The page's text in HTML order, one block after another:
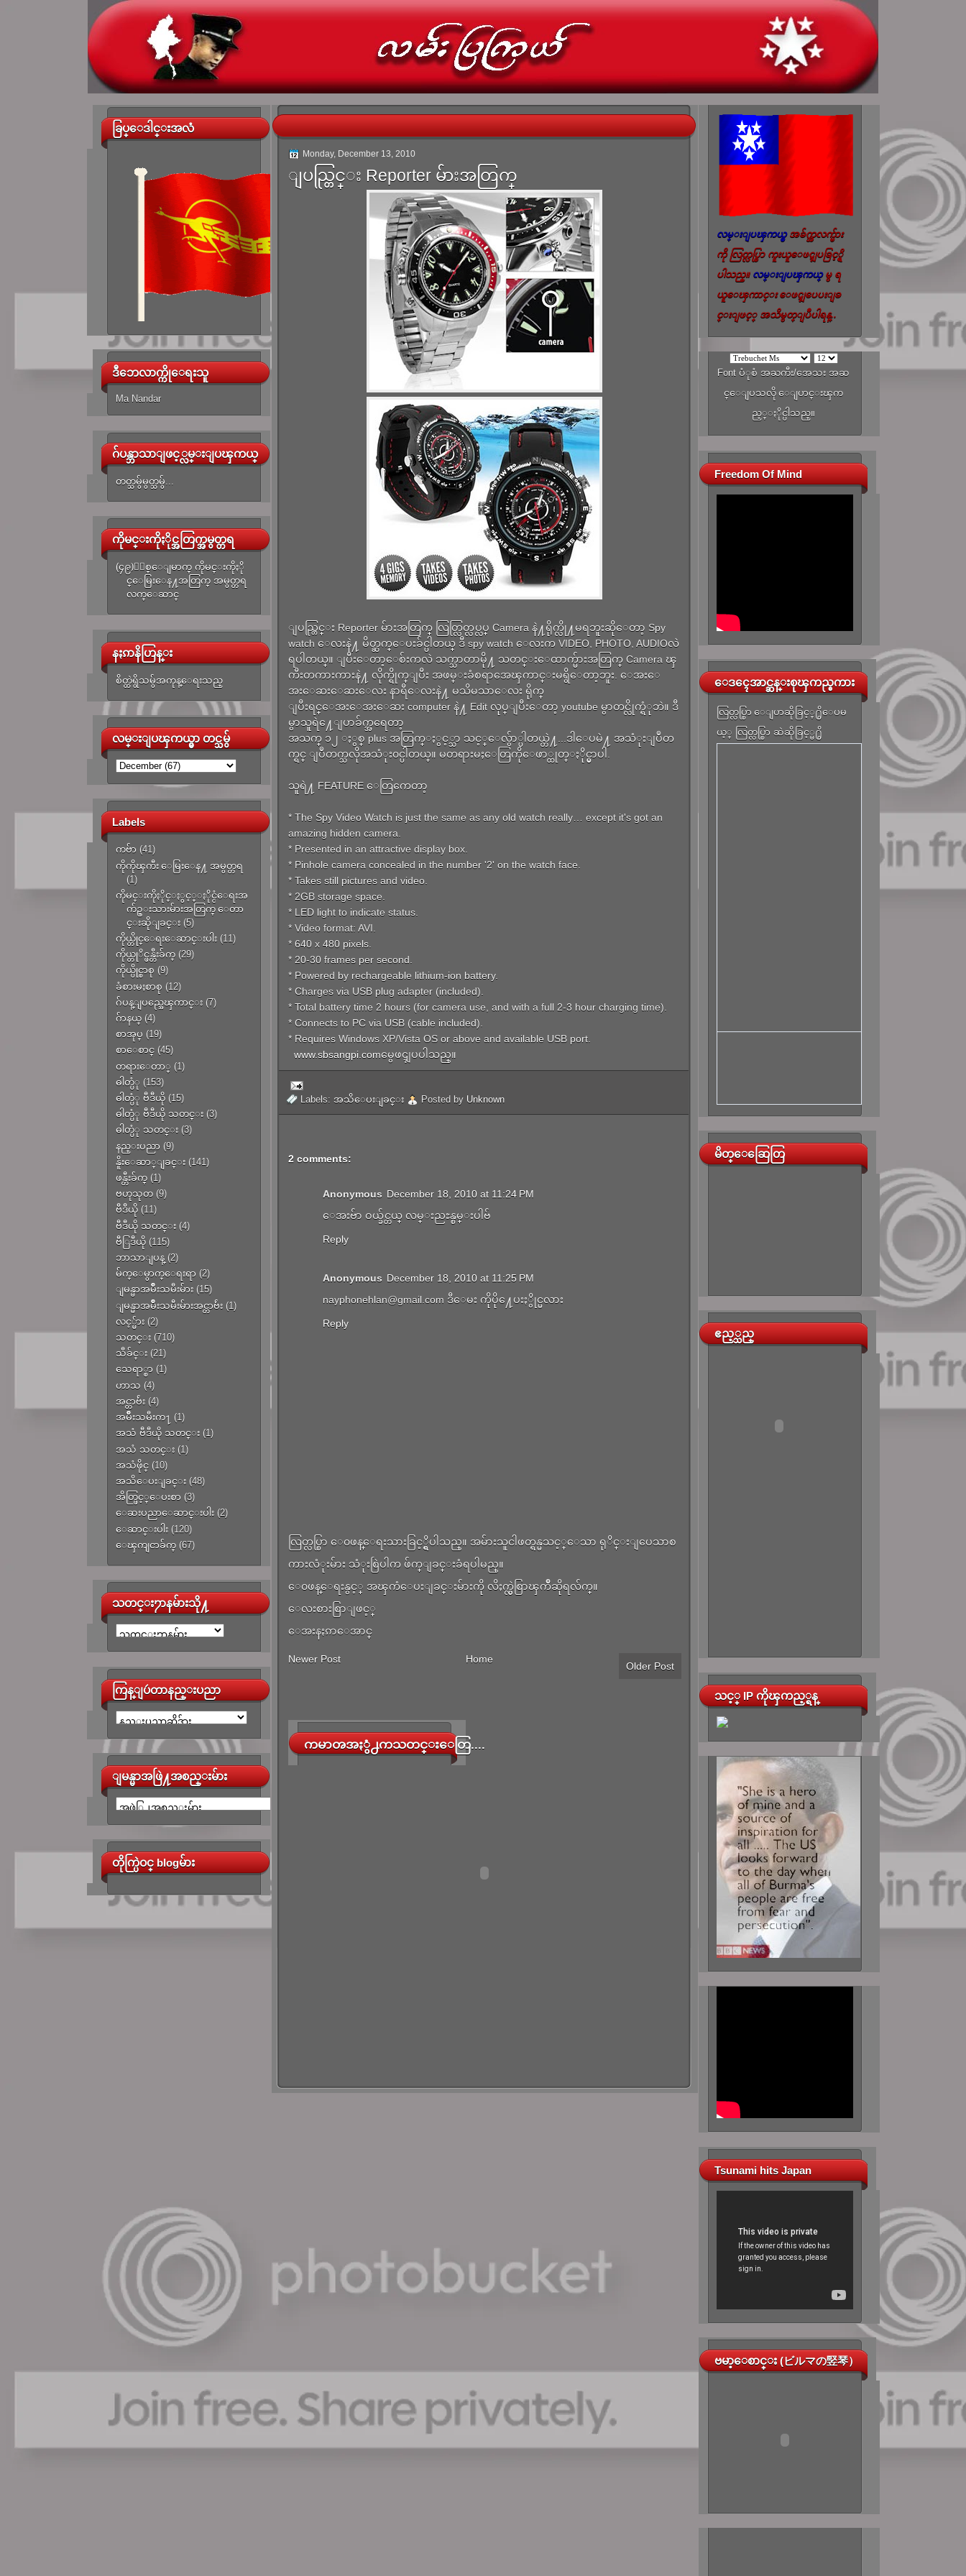
ခြပ္ေဒါင္းအလံ
ဒီဘေလာက္ကိုေရးသူ
Ma Nandar
ဂ်ပန္ဘာသာျဖင့္လမ္းျပၾကယ္
တတ္သမွ်မွတ္သမွ်...
ကိုမင္းကိုႏိုင္အတြက္အမွတ္တရ
(၄၉)ႏွစ္ေျမာက္ ကိုမင္းကိုႏို
င္ေမြးေန႔အတြက္ အမွတ္တရ
လက္ေဆာင္
နႏၵာနိဟြန္း
စိတ္ထဲရွိသမွ်အကုန္ေရးသည္
လမ္းျပၾကယ္မွာ တင္သမွ်
Labels
ကဗ်ာ (41)
ကိုကိုၾကီး ေမြးေန႔ အမွတ္တရ
(1)
ကိုမင္းကိုႏိုင္ႏွင့္ႏိုင္ငံေရးအ
က်ဥ္းသားမ်ားအတြက္ ေတာ
င္းဆိုျခင္း (5)
ကိုယ္တိုင္ေရးေဆာင္းပါး (11)
ကိုယ္တုိင္ဖန္တီးခ်က္ (29)
ကိုယ္ပိုင္စာစု (9)
ခံစားမႈစာစု (12)
ဂ်ပန္ျပည္အေၾကာင္း (7)
ဂ်ာနယ္ (4)
စာအုပ္ (19)
စာေစာင္ (45)
တရားေတာ္ (1)
ဓါတ္ပံု (153)
ဓါတ္ပံု ဗီဒီယို (15)
ဓါတ္ပံု ဗီဒီယို သတင္း (3)
ဓါတ္ပံု သတင္း (3)
နည္းပညာ (9)
နိူးေဆာ္ျခင္း (141)
ဖန္တီးခ်က္ (1)
ဗဟုသုတ (9)
ဗီဒီယို (11)
ဗီဒီယို သတင္း (4)
ဗီြဒီယို (115)
ဘာသာျပန္ (2)
မ်က္ေမွာက္ေရးရာ (2)
ျမန္မာအမ်ိဳးသမီးမ်ား (15)
ျမန္မာအမ်ိဳးသမီးမ်ားအင္တာဗ်ဴး (1)
လင့္မ်ား (2)
သတင္း (710)
သီခ်င္း (21)
သေရာ္စာ (1)
ဟာသ (4)
အင္တာဗ်ဴး (4)
အမ်ိဳးသမီးက႑ (1)
အသံ ဗီဒီယို သတင္း (1)
အသံ သတင္း (1)
အသံဖိုင္ (10)
အသိေပးျခင္း (48)
အိတ္ဖြင့္ေပးစာ (3)
ေဆးပညာေဆာင္းပါး (2)
ေဆာင္းပါး (120)
ေၾကျငာခ်က္ (67)
သတင္း႒ာနမ်ားသို႔
ကြန္ျပဴတာနည္းပညာ
ျမန္မာအဖြဲ႔အစည္းမ်ား
တိုက္ပြဲဝင္ blogမ်ား
Monday, December 13, 2010
ျပည္တြင္း Reporter မ်ားအတြက္
ျပည္တြင္း Reporter မ်ားအတြက္ လြတ္လြတ္လပ္လပ္ Camera နဲ႔ရိုက္လို႔မရဘူးဆိုေတာ့ Spy
watch ေလးနဲ႔ မိတ္ဆက္ေပးခ်င္ပါတယ္ ဒီ spy watch ေလးက VIDEO, PHOTO, AUDIOလဲ
ရပါတယ္။ ျပီးေတာ့ေစ်းကလဲ သက္သာတာမို႔ သတင္းေထာက္မ်ားအတြက္ Camera ၾ
ကီးတကားကားနဲ႔ လိုက္ရိုက္ျပီး အဖမ္းခံစရာအေၾကာင္းမရွိေတာ့ဘူး. ေအးေ
အးေဆးေဆးေလး နာရီေလးနဲ႔ မသိမသာေလး ရိုက္
ျပီးရင္ေအးေအးေဆး computer နဲ႔ Edit လုပ္ျပီးေတာ့ youtube မွာတင္လိုက္ရံုဘဲ။ ဒီ
မွာသူရဲ႔ေျပာခ်က္အရေတာ့
အသက္ ၁၂ ႏွစ္ plus အတြက္ႏွင့္သာ သင့္ေလွ်ာ္ပါတယ္တဲ႔...ဒါေပမဲ႔ အသံုးျပဳတ
က္ရင္ ျပဳတက္သလိုအသံုး၀င္ပါတယ္။ မတရားမႈေတြကိုေဖာ္ထုတ္ႏိုင္မွာပါ.
သူရဲ႔ FEATURE ေတြကေတာ့
* The Spy Video Watch is just the same as any old watch really… except it's got an
amazing hidden camera.
* Presented in an attractive display box.
* Pinhole camera concealed in the number '2' on the watch face.
* Takes still pictures and video.
* 2GB storage space.
* LED light to indicate status.
* Video format: AVI.
* 640 x 480 pixels.
* 20-30 frames per second.
* Powered by rechargeable lithium-ion battery.
* Charges via USB plug adapter (included).
* Total battery time 2 hours (for camera use, and with a full 2-3 hour charging time).
* Connects to PC via USB (cable included).
* Requires Windows XP/Vista OS or above and available USB port.
www.sbsangpi.comမွေဖၚျပပါသည္။
Labels: အသိေပးျခင္း Posted by Unknown
2 comments:
Anonymous December 18, 2010 at 11:24 PM
ေအးဗ်ာ ဝယ္ခ်င္တယ္ လမ္းညႊန္စမ္းပါဗ်
Reply
Anonymous December 18, 2010 at 11:25 PM
nayphonehlan@gmail.com ဒီေမး ကိုပို႔ေပးႏွိုင္မလား
Reply
လြတ္လပ္စြာ ေ၀ဖန္ေရးသားခြင့္ရွိပါသည္။ အမ်ားသူငါဖတ္ရန္မသင့္ေသာ ရုိင္းျပေသာစ
ကားလံုးမ်ား သံုးစြဲပါက ဖ်က္ျခင္းခံရပါမည္။
ေ၀ဖန္ေရးနွင့္ အၾကံေပးျခင္းမ်ားကို လိႈက္လွဲစြာၾကိဳဆိုရလ်က္။
ေလးစားစြာျဖင့္
ေအးနႏၵာေအာင္
Newer Post
Older Post
Home
ကမာၻအႏွံ႕ကသတင္းေတြ....
လမ္းျပၾကယ္မွ အခ်က္အလက္မ်ား
ကို လြတ္လပ္စြာ ကူးယူေဖၚျပခြင့္ရွိ
ပါသည္။ လမ္းျပၾကယ္မွ ရ
ယူေၾကာင္း ေဖၚျပေပးျခ
င္းျဖင့္ အသိမွတ္ျပဳပါရန္..
Font ပံုစံ အႀကီး/အေသး အဆ
င္ေျပသလို ေျပာင္းၾက
ည့္ႏိုင္ပါသည္။
Freedom Of Mind
ေဒၚေအာင္ဆန္းစုၾကည္စကား
လြတ္လပ္စြာ ေျပာဆိုခြင့္႐ွိေပမ
ယ့္ လြတ္လပ္စြာ ဆဲဆိုခြင့္မ႐ွိ
မိတ္ေဆြေတြ
ဧည့္သည္
သင့္ IP ကိုၾကည့္ရန္
Tsunami hits Japan
ဗမာ့ေစာင္း (ビルマの竪琴）